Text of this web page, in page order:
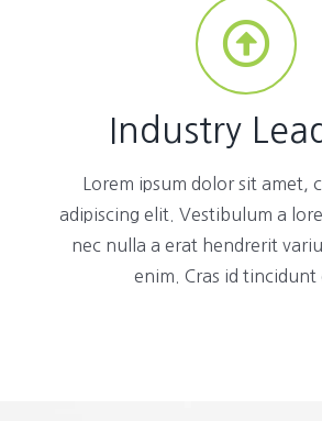
Industry
Lorem ipsum dolor sit amet,
adipiscing elit. Vestibulum a
nec nulla a erat hendrerit
enim. Cras id tincidunt